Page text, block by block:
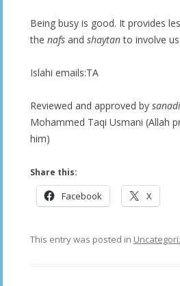
Being busy is good. It provides
the nafs and shaytanto involve
Islahi emails:TA
Reviewed and approved by sanadi
Mohammed Taqi Usmani (Allah
him)
Share this:
Facebook X
This entry was posted in